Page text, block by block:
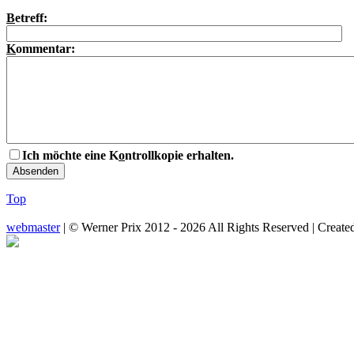
Betreff:
Kommentar:
Ich möchte eine Kontrollkopie erhalten.
Top
webmaster| © Werner Prix 2012 - 2026 All Rights Reserved |